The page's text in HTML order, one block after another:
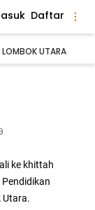
Daftar
LOMBOK UTARA
ke khittah
Utara.